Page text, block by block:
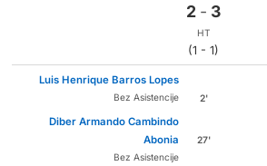
2 - 3
HT
(1 - 1)
Luis Henrique Barros Lopes
Bez Asistencije 2'
Diber Armando Cambindo
Abonia
Bez Asistencije
27'